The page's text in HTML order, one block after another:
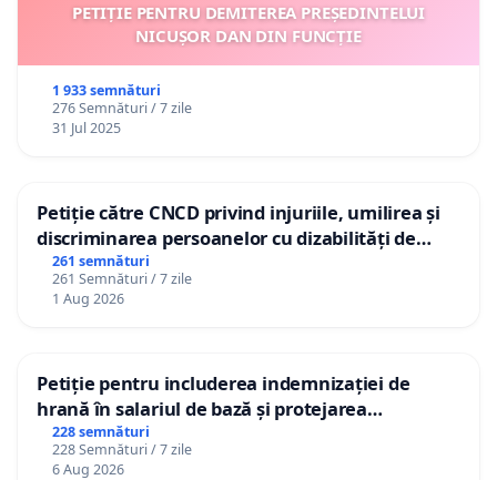
PETIȚIE PENTRU DEMITEREA PREȘEDINTELUI
NICUȘOR DAN DIN FUNCȚIE
1 933 semnături
276 Semnături / 7 zile
31 Jul 2025
Petiție către CNCD privind injuriile, umilirea și
discriminarea persoanelor cu dizabilități de
către utilizatorul TikTok „Gorici”
261 semnături
261 Semnături / 7 zile
1 Aug 2026
Petiție pentru includerea indemnizației de
hrană în salariul de bază și protejarea
gradațiilor de vechime pentru asistenții
personali
228 semnături
228 Semnături / 7 zile
6 Aug 2026